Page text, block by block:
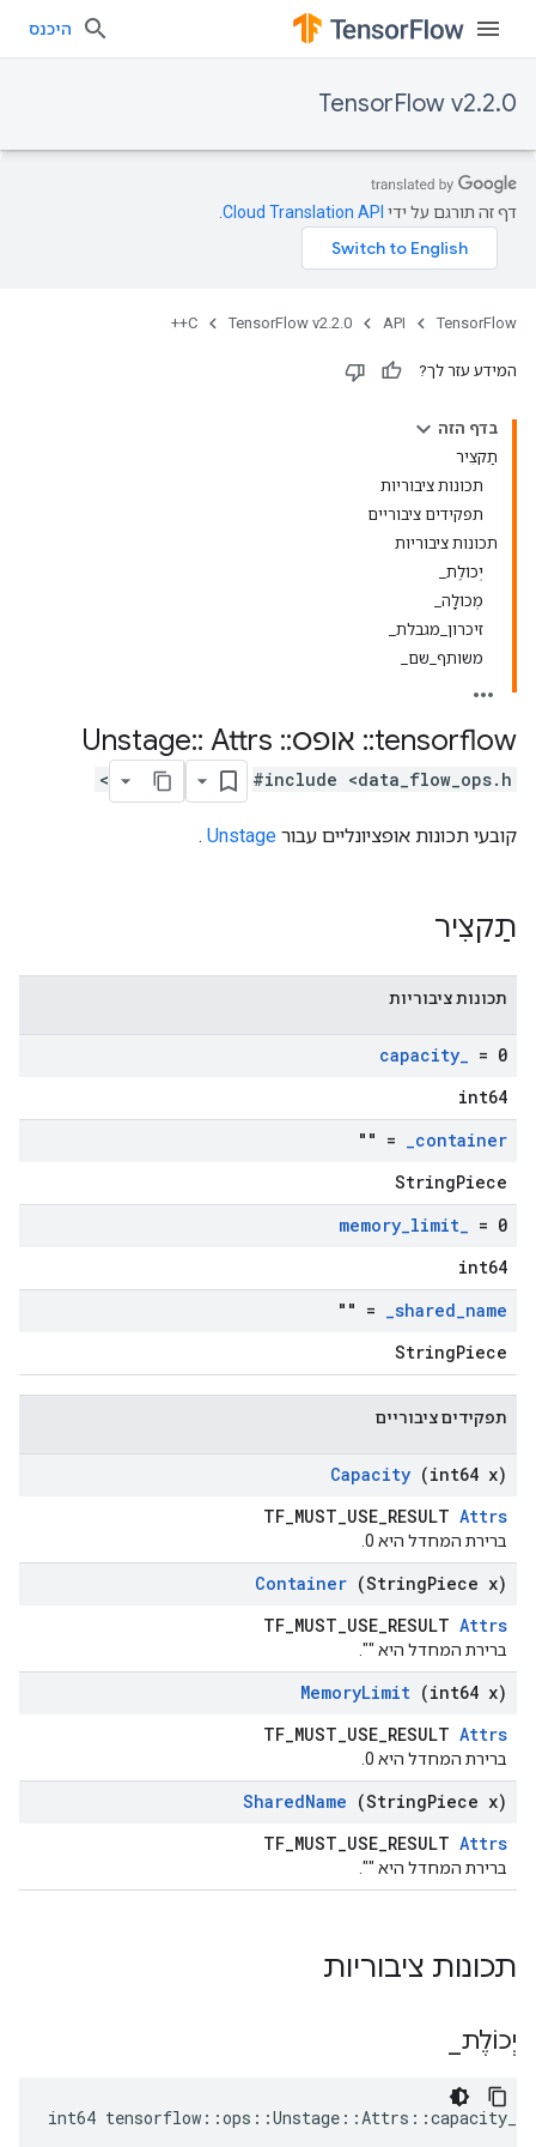
היכנס
TensorFlow v2.2.0
דף זה תורגם על ידי Cloud Translation API
TensorFlow
API
TensorFlow v2.2.0
C++
המידע עזר לך?
בדף הזה
תַקצִיר
תכונות ציבוריות
תפקידים ציבוריים
תכונות ציבוריות
יְכוֹלֶת_
מְכוֹלָה_
זיכרון_מגבלת_
משותף_שם_
tensorflow
:: אופס::
:: Attrs
#include <data_flow_ops.h>
קובעי תכונות אופציונליים עבור Unstage
.
תַקצִיר
תכונות ציבוריות
capacity_ = 0
int64
container
_
= ""
StringPiece
memory_limit_ = 0
int64
shared_name
_
= ""
StringPiece
תפקידים ציבוריים
Capacity (int64 x)
TF_MUST_USE_RESULT Attrs
ברירת המחדל היא 0.
Container (StringPiece x)
TF_MUST_USE_RESULT Attrs
ברירת המחדל היא "".
MemoryLimit (int64 x)
TF_MUST_USE_RESULT Attrs
ברירת המחדל היא 0.
SharedName (StringPiece x)
TF_MUST_USE_RESULT Attrs
ברירת המחדל היא "".
תכונות ציבוריות
יְכוֹלֶת
int64 tensorflow::ops::Unstage::Attrs::capacity_